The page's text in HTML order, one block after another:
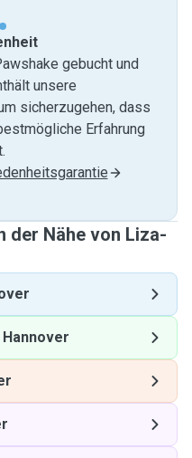
gebucht und
unsere
sicherzugehen, dass
Erfahrung
der Nähe von Liza-
Hannover